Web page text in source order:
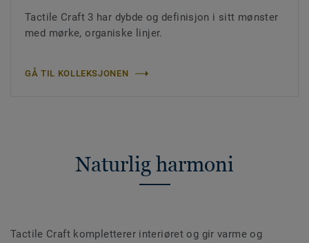
Tactile Craft 3 har dybde og definisjon i sitt mønster
med mørke, organiske linjer.
GÅ TIL KOLLEKSJONEN
Naturlig harmoni
Tactile Craft kompletterer interiøret og gir varme og